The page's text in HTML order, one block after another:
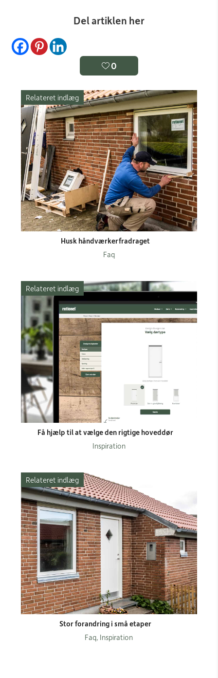
Del artiklen her
0
Relateret indlæg
Husk håndværkerfradraget
Faq
Relateret indlæg
Få hjælp til at vælge den rigtige hoveddør
Inspiration
Relateret indlæg
Stor forandring i små etaper
Faq, Inspiration